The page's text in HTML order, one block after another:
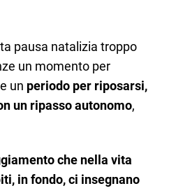
pausa natalizia troppo
un momento per
un periodo per riposarsi,
un ripasso autonomo,
che nella vita
in fondo, ci insegnano